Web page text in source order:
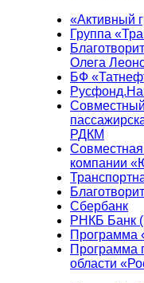
«Активный
Группа
Олега
БФ
РДКМ
Совместная
компании
Сбербанк
РНКБ Банк
Программа
Программа
области